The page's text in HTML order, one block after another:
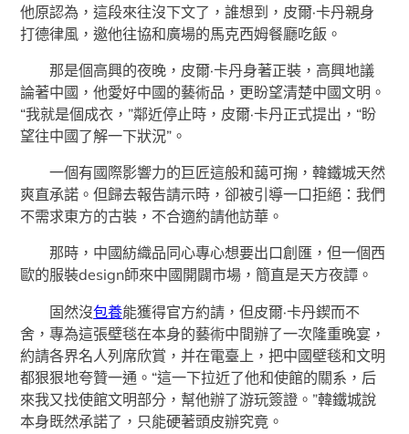
他原認為，這段來往沒下文了，誰想到，皮爾·卡丹親身
打德律風，邀他往協和廣場的馬克西姆餐廳吃飯。
那是個高興的夜晚，皮爾·卡丹身著正裝，高興地議
論著中國，他愛好中國的藝術品，更盼望清楚中國文明。
“我就是個成衣，”鄰近停止時，皮爾·卡丹正式提出，“盼
望往中國了解一下狀況”。
一個有國際影響力的巨匠這般和藹可掬，韓鐵城天然
爽直承諾。但歸去報告請示時，卻被引導一口拒絕：我們
不需求東方的古裝，不合適約請他訪華。
那時，中國紡織品同心專心想要出口創匯，但一個西
歐的服裝design師來中國開闢市場，簡直是天方夜譚。
固然沒包養能獲得官方約請，但皮爾·卡丹鍥而不
舍，專為這張壁毯在本身的藝術中間辦了一次隆重晚宴，
約請各界名人列席欣賞，并在電臺上，把中國壁毯和文明
都狠狠地夸贊一通。“這一下拉近了他和使館的關系，后
來我又找使館文明部分，幫他辦了游玩簽證。”韓鐵城說
本身既然承諾了，只能硬著頭皮辦究竟。